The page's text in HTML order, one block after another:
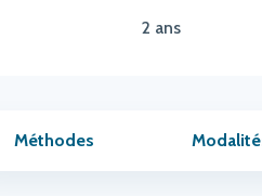
2 ans
Méthodes